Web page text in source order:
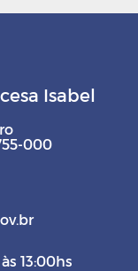
Isabel
000
13:00hs